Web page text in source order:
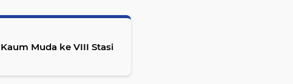
Muda ke VIII Stasi